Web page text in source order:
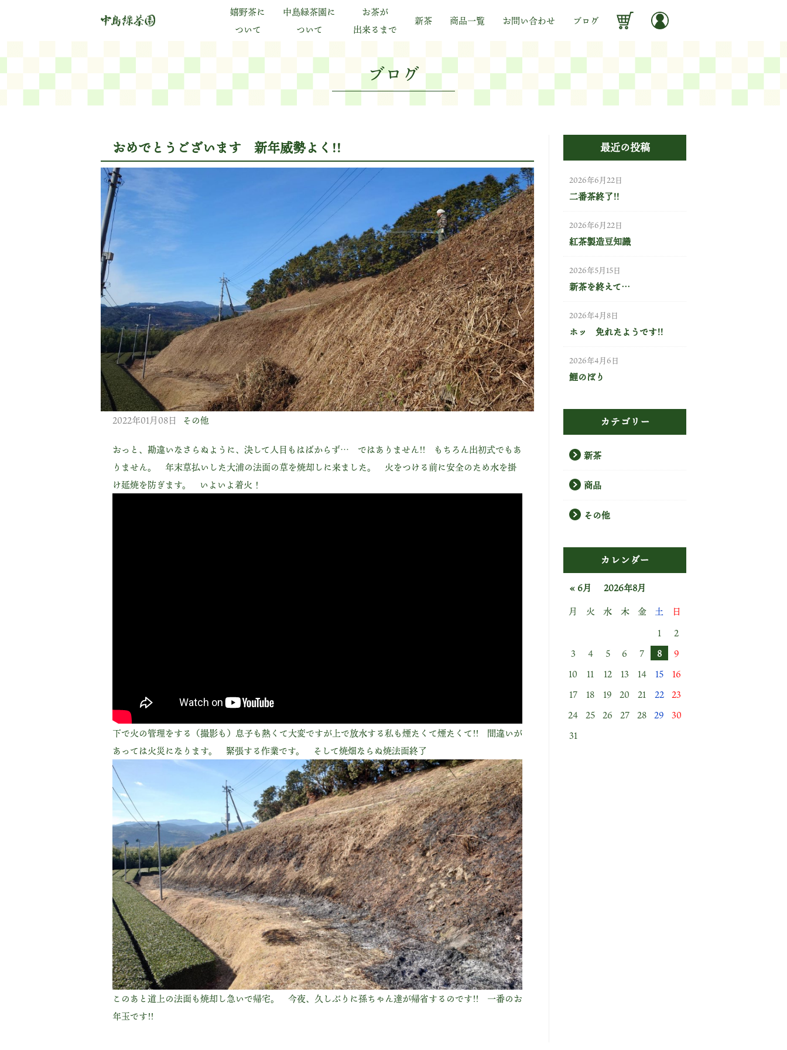
嬉野茶に
ついて
中島緑茶園に
ついて
お茶が
出来るまで
新茶 商品一覧 お問い合わせ ブログ
ブログ
おめでとうございます 新年威勢よく!!
2022年01月08日 その他
おっと、勘違いなさらぬように、決して人目もはばからず… ではありません!! もちろん出初式でもあ
りません。 年末草払いした大浦の法面の草を焼却しに来ました。 火をつける前に安全のため水を掛
け延焼を防ぎます。 いよいよ着火！
下で火の管理をする（撮影も）息子も熱くて大変ですが上で放水する私も煙たくて煙たくて!! 間違いが
あっては火災になります。 緊張する作業です。 そして焼畑ならぬ焼法面終了
このあと道上の法面も焼却し急いで帰宅。 今夜、久しぶりに孫ちゃん達が帰省するのです!! 一番のお
年玉です!!
最近の投稿
二番茶終了!!
2026年6月22日
紅茶製造豆知識
2026年6月22日
新茶を終えて…
2026年5月15日
ホッ 免れたようです!!
2026年4月8日
鯉のぼり
2026年4月6日
カテゴリー
新茶
商品
その他
カレンダー
2026年8月
月
火 水 木 金 土
日
1
2
3
4 5 6 7 8
9
10
11 12 13 14 15
16
17
18 19 20 21 22
23
24 25 26 27 28 29
30
31
« 6月